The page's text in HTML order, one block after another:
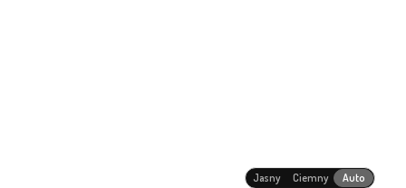
Jasny Ciemny Auto